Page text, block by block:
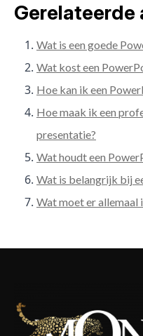
Gerelateerde
Wat is een goede
Wat kost een
Hoe kan ik een
Hoe maak ik een
presentatie?
Wat houdt een
Wat is belangrijk bij
Wat moet er allemaal